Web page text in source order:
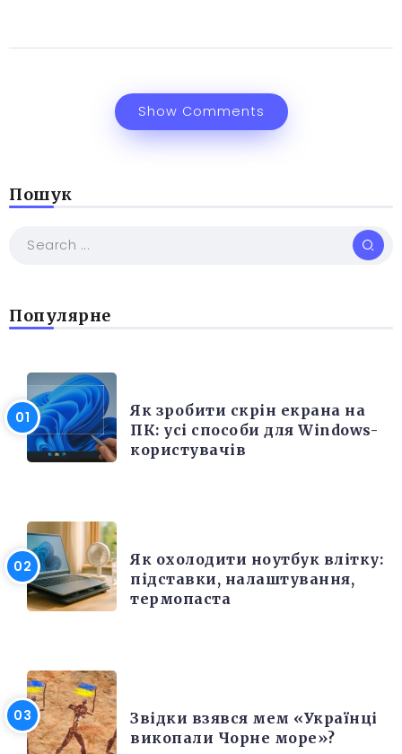
Show Comments
Пошук
Популярне
Як зробити скрін екрана на
ПК: усі способи для Windows-
користувачів
Як охолодити ноутбук влітку:
підставки, налаштування,
термопаста
Звідки взявся мем «Українці
викопали Чорне море»?